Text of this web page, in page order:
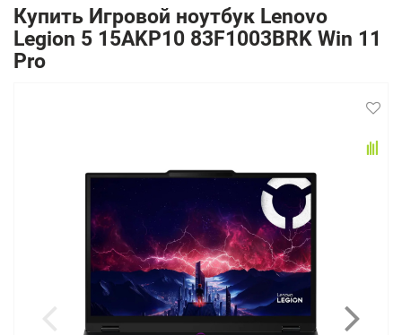
Сервисные центры
+74952666992
Купить Игровой ноутбук Lenovo
Legion 5 15AKP10 83F1003BRK Win 11
Pro